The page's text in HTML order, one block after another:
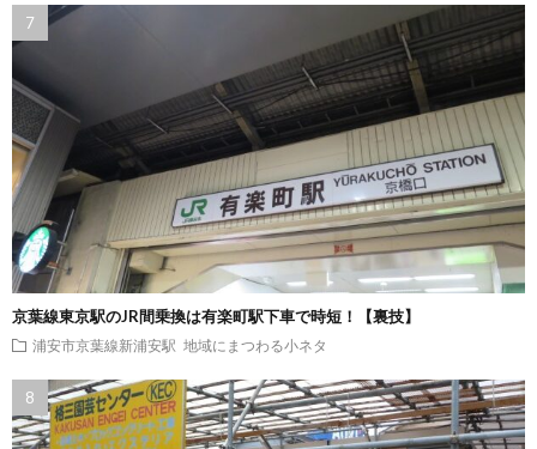
京葉線東京駅のJR間乗換は有楽町駅下車で時短！【裏技】
浦安市京葉線新浦安駅 地域にまつわる小ネタ